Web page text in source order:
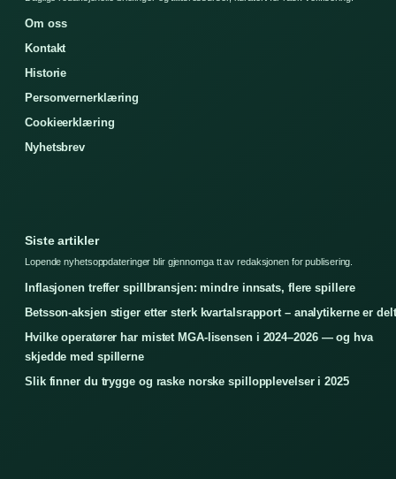
Om oss
Kontakt
Historie
Personvernerklæring
Cookieerklæring
Nyhetsbrev
Siste artikler
Lopende nyhetsoppdateringer blir gjennomga tt av redaksjonen for publisering.
Inflasjonen treffer spillbransjen: mindre innsats, flere spillere
Betsson-aksjen stiger etter sterk kvartalsrapport – analytikerne er delt
Hvilke operatører har mistet MGA-lisensen i 2024–2026 — og hva
skjedde med spillerne
Slik finner du trygge og raske norske spillopplevelser i 2025